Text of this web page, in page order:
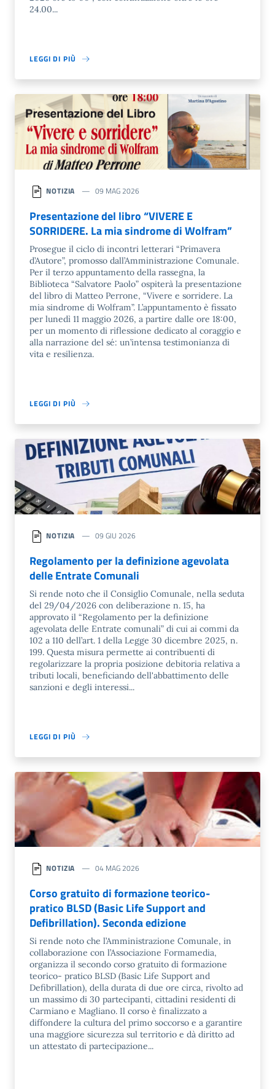
24.00...
LEGGI DI PIÙ
NOTIZIA 09 MAG 2026
Presentazione del libro “VIVERE E
SORRIDERE. La mia sindrome di Wolfram”
Prosegue il ciclo di incontri letterari “Primavera
d’Autore”, promosso dall’Amministrazione Comunale.
Per il terzo appuntamento della rassegna, la
Biblioteca “Salvatore Paolo” ospiterà la presentazione
del libro di Matteo Perrone, “Vivere e sorridere. La
mia sindrome di Wolfram”. L’appuntamento è fissato
per lunedì 11 maggio 2026, a partire dalle ore 18:00,
per un momento di riflessione dedicato al coraggio e
alla narrazione del sé: un’intensa testimonianza di
vita e resilienza.
LEGGI DI PIÙ
NOTIZIA 09 GIU 2026
Regolamento per la definizione agevolata
delle Entrate Comunali
Si rende noto che il Consiglio Comunale, nella seduta
del 29/04/2026 con deliberazione n. 15, ha
approvato il “Regolamento per la definizione
agevolata delle Entrate comunali” di cui ai commi da
102 a 110 dell’art. 1 della Legge 30 dicembre 2025, n.
199. Questa misura permette ai contribuenti di
regolarizzare la propria posizione debitoria relativa a
tributi locali, beneficiando dell'abbattimento delle
sanzioni e degli interessi...
LEGGI DI PIÙ
NOTIZIA 04 MAG 2026
Corso gratuito di formazione teorico-
pratico BLSD (Basic Life Support and
Defibrillation). Seconda edizione
Si rende noto che l’Amministrazione Comunale, in
collaborazione con l’Associazione Formamedia,
organizza il secondo corso gratuito di formazione
teorico- pratico BLSD (Basic Life Support and
Defibrillation), della durata di due ore circa, rivolto ad
un massimo di 30 partecipanti, cittadini residenti di
Carmiano e Magliano. Il corso è finalizzato a
diffondere la cultura del primo soccorso e a garantire
una maggiore sicurezza sul territorio e dà diritto ad
un attestato di partecipazione...